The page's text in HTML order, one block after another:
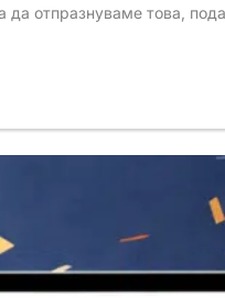
отпразнуваме това,